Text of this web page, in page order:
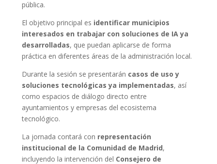
pública.
El objetivo principal es identificar municipios
interesados en trabajar con soluciones de IA ya
desarrolladas, que puedan aplicarse de forma
práctica en diferentes áreas de la administración local.
Durante la sesión se presentarán casos de uso y
soluciones tecnológicas ya implementadas, así
como espacios de diálogo directo entre
ayuntamientos y empresas del ecosistema
tecnológico.
La jornada contará con representación
institucional de la Comunidad de Madrid,
incluyendo la intervención del Consejero de